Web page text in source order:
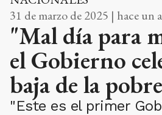
31 de marzo de 2025 | hace un
"Mal día para
el Gobierno
baja de la
"Este es el primer